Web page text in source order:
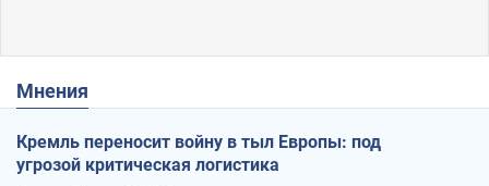
Мнения
Кремль переносит войну в тыл Европы: под
угрозой критическая логистика